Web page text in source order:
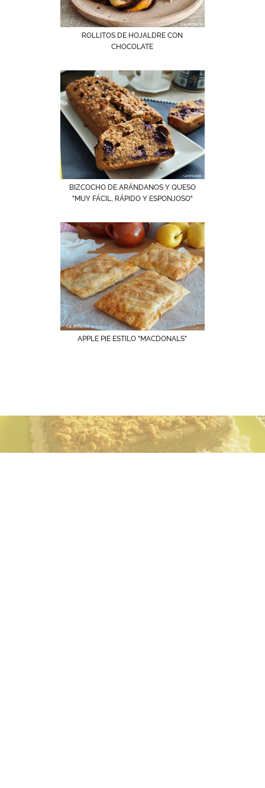
ROLLITOS DE HOJALDRE CON
CHOCOLATE
BIZCOCHO DE ARÁNDANOS Y QUESO
"MUY FÁCIL, RÁPIDO Y ESPONJOSO"
APPLE PIE ESTILO "MACDONALS"